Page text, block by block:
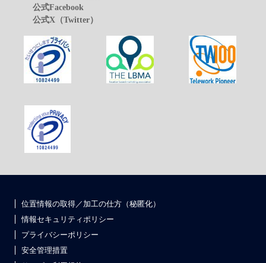
公式Facebook
公式X（Twitter）
位置情報の取得／加工の仕方（秘匿化）
情報セキュリティポリシー
プライバシーポリシー
安全管理措置